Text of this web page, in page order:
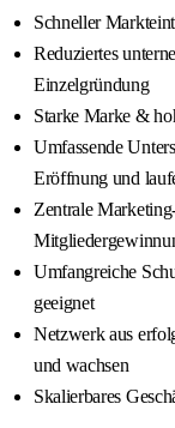
Schneller
Reduziertes
Einzelgründung
Starke Marke &
Umfassende
Eröffnung und
Zentrale
Umfangreiche
geeignet
Netzwerk aus
und wachsen
Skalierbares